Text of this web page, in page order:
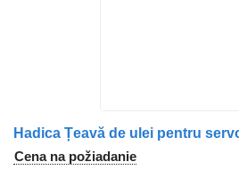
Cena na požiadanie